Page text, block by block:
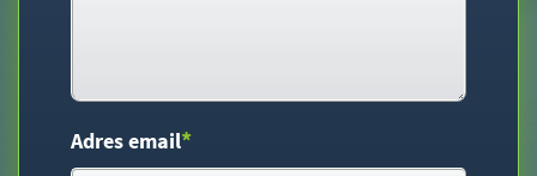
Adres email*